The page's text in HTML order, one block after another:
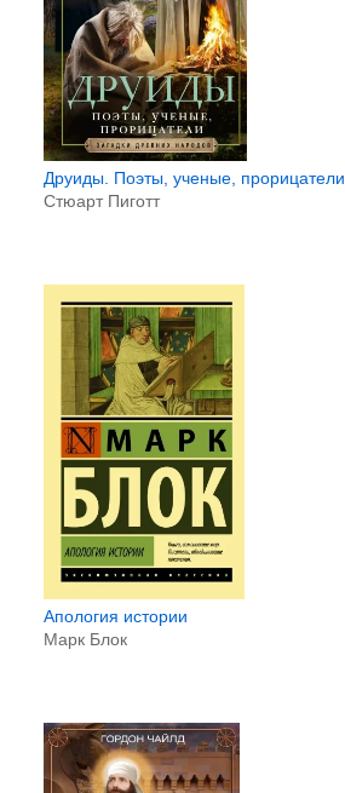
Друиды. Поэты, ученые, прорицатели
Стюарт Пиготт
Апология истории
Марк Блок